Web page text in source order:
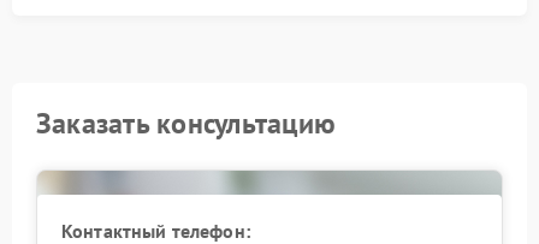
Заказать консультацию
Контактный телефон: